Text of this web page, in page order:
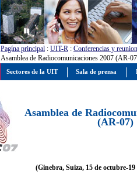
Pagína principal : UIT-R : Conferencias y
Asamblea de Radiocomunicaciones 2007 (AR-
Asamblea de
(AR-07)
(Ginebra, Suiza, 15 de octubre-19
Sectores de la UIT Sala de prensa